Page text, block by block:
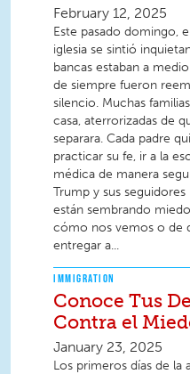
February 12, 2025
Este pasado domingo,
iglesia se sintió
bancas estaban a
de siempre fueron
silencio. Muchas
casa, aterrorizadas de
separara. Cada padre
practicar su fe, ir a la
médica de manera
Trump y sus
están sembrando
cómo nos vemos o de
entregar a...
IMMIGRATION
Conoce Tus
Contra el
January 23, 2025
Los primeros días de la